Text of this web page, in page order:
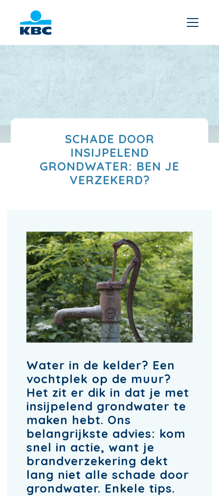
SCHADE DOOR
INSIJPELEND
GRONDWATER: BEN JE
VERZEKERD?
Water in de kelder? Een
vochtplek op de muur?
Het zit er dik in dat je met
insijpelend grondwater te
maken hebt. Ons
belangrijkste advies: kom
snel in actie, want je
brandverzekering dekt
lang niet alle schade door
grondwater. Enkele tips.